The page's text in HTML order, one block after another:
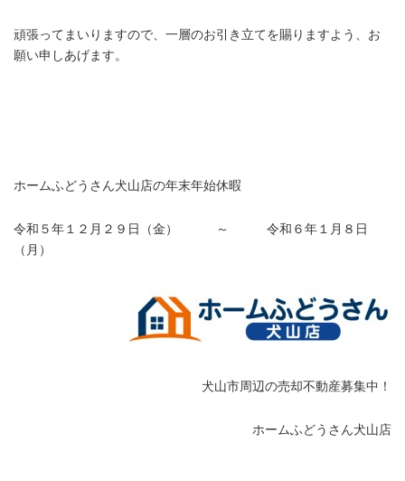
頑張ってまいりますので、一層のお引き立てを賜りますよう、お
願い申しあげます。
ホームふどうさん犬山店の年末年始休暇
令和５年１２月２９ 日（金） ～ 令和６年１月８日
（月）
犬山市周辺の売却不動産募集中！
ホームふどうさん犬山店